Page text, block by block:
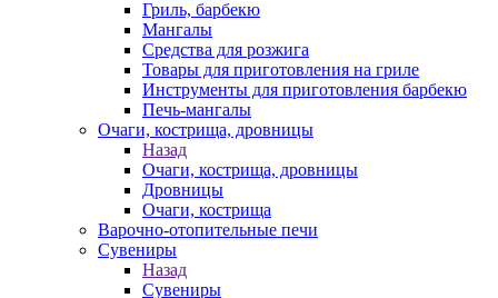
Гриль, барбекю
Мангалы
Средства для розжига
Товары для приготовления на гриле
Инструменты для приготовления барбекю
Печь-мангалы
Очаги, кострища, дровницы
Назад
Очаги, кострища, дровницы
Дровницы
Очаги, кострища
Варочно-отопительные печи
Сувениры
Назад
Сувениры